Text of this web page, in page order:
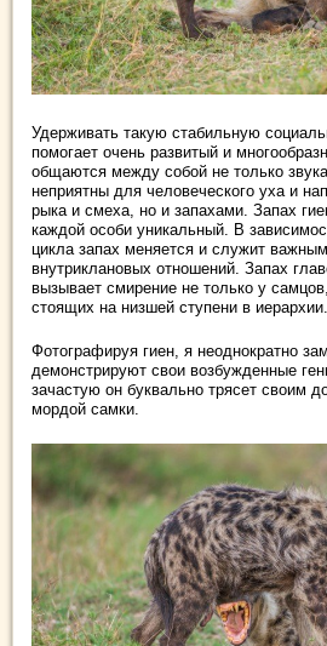
Удерживать такую стабильную
помогает очень развитый и
общаются между собой не только
неприятны для человеческого уха и
рыка и смеха, но и запахами. Запах
каждой особи уникальный. В
цикла запах меняется и служит
внутриклановых отношений. Запах
вызывает смирение не только у
стоящих на низшей ступени в иерархии.
Фотографируя гиен, я неоднократно
демонстрируют свои возбужденные
зачастую он буквально трясет своим
мордой самки.